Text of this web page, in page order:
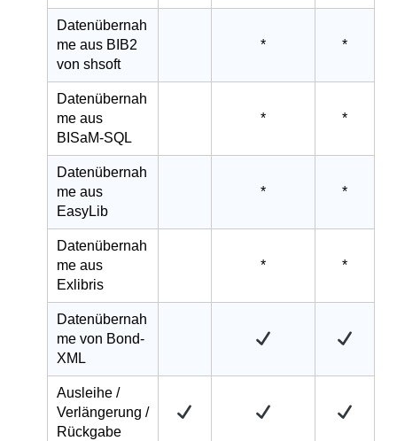
Datenübernah
me aus BIB2
von shsoft
* *
Datenübernah
me aus
BISaM-SQL
* *
Datenübernah
me aus
EasyLib
* *
Datenübernah
me aus
Exlibris
* *
Datenübernah
me von Bond-
XML
Ausleihe /
Verlängerung /
Rückgabe